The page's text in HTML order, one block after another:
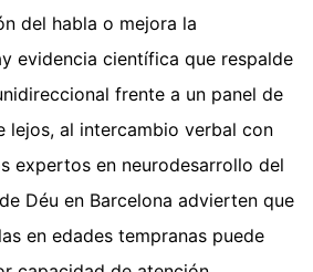
del habla o mejora la
evidencia científica que respalde
frente a un panel de
lejos, al intercambio verbal con
expertos en neurodesarrollo del
Déu en Barcelona advierten que
en edades tempranas puede